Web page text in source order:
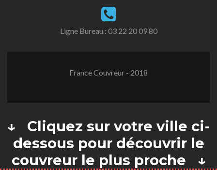
Ligne Bureau : 03 22 20 09 80
France Couvreur - 2018
↓ Cliquez sur votre ville ci-
dessous pour découvrir le
couvreur le plus proche ↓